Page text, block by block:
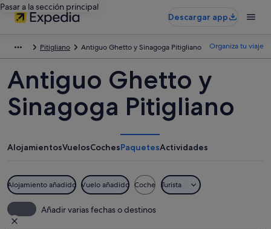
Pasar a la sección principal
Descargar app
Pitigliano Antiguo Ghetto y Sinagoga Pitigliano Organiza tu viaje
Antiguo Ghetto y
Sinagoga Pitigliano
AlojamientosVuelosCochesPaquetesActividades
Alojamiento añadido Vuelo añadido Coche Turista
Añadir varias fechas o destinos